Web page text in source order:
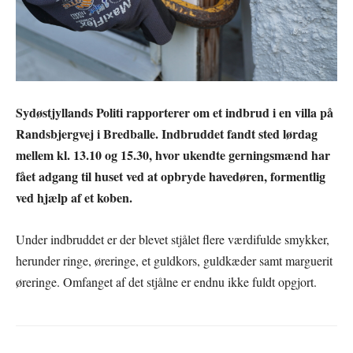
Sydøstjyllands Politi rapporterer om et indbrud i en villa på
Randsbjergvej i Bredballe. Indbruddet fandt sted lørdag
mellem kl. 13.10 og 15.30, hvor ukendte gerningsmænd har
fået adgang til huset ved at opbryde havedøren, formentlig
ved hjælp af et koben.
Under indbruddet er der blevet stjålet flere værdifulde smykker,
herunder ringe, øreringe, et guldkors, guldkæder samt marguerit
øreringe. Omfanget af det stjålne er endnu ikke fuldt opgjort.